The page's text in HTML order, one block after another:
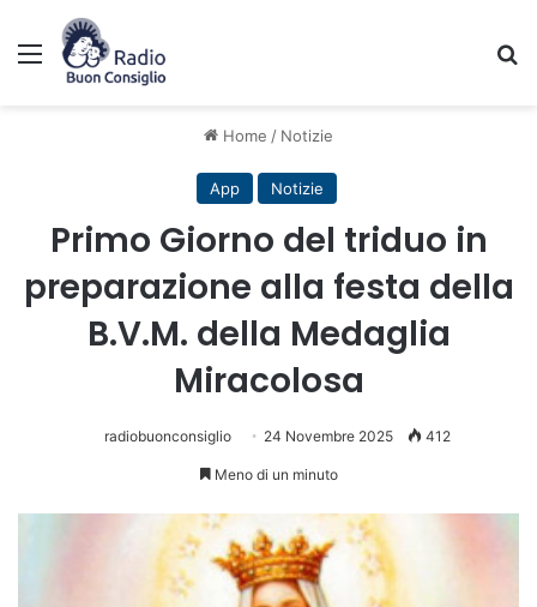
Menu
Home / Notizie
App Notizie
Primo Giorno del triduo in
preparazione alla festa della
B.V.M. della Medaglia
Miracolosa
radiobuonconsiglio 24 Novembre 2025 412
Meno di un minuto